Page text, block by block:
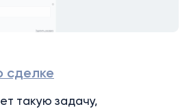
сделке
такую задачу,